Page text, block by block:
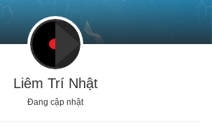
Cao
Liêm Trí Nhật
Đang cập nhật